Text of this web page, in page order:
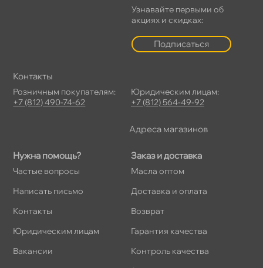
Нужна помощь?
Частые вопросы
Написать письмо
Контакты
Юридическим лицам
акансии
Заказ и доставка
Масла оптом
Доставка и оплата
озврат
Гарантия качества
Контроль качества
Узнавайте первыми о
акциях и скидках:
Подписаться
Контакты
Розничным покупателям:
+7 (812) 490-74-62
Юридическим лицам:
+7 (812) 564-49-92
Адреса магазино